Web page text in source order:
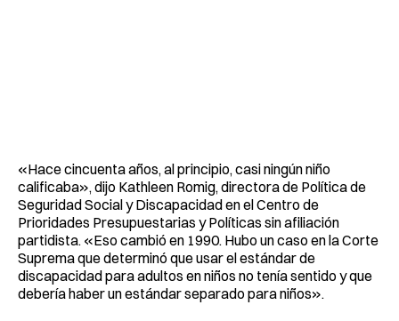
«Hace cincuenta años, al principio, casi ningún niño
calificaba», dijo Kathleen Romig, directora de Política de
Seguridad Social y Discapacidad en el Centro de
Prioridades Presupuestarias y Políticas sin afiliación
partidista. «Eso cambió en 1990. Hubo un caso en la Corte
Suprema que determinó que usar el estándar de
discapacidad para adultos en niños no tenía sentido y que
debería haber un estándar separado para niños».